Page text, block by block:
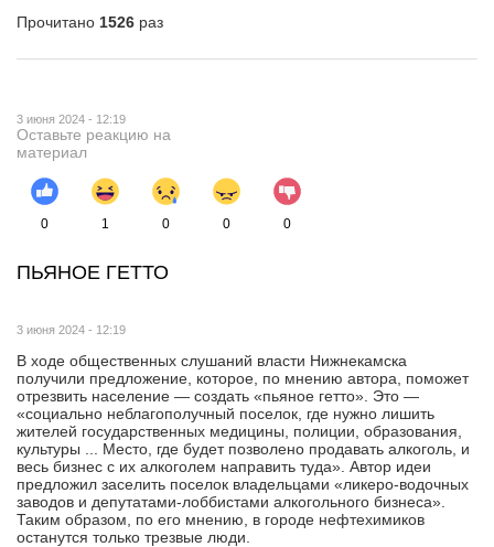
Прочитано 1526 раз
3 июня 2024 - 12:19
Оставьте реакцию на
материал
0 1 0 0 0
ПЬЯНОЕ ГЕТТО
3 июня 2024 - 12:19
В ходе общественных слушаний власти Нижнекамска
получили предложение, которое, по мнению автора, поможет
отрезвить население — создать «пьяное гетто». Это —
«социально неблагополучный поселок, где нужно лишить
жителей государственных медицины, полиции, образования,
культуры ... Место, где будет позволено продавать алкоголь, и
весь бизнес с их алкоголем направить туда». Автор идеи
предложил заселить поселок владельцами «ликеро-водочных
заводов и депутатами-лоббистами алкогольного бизнеса».
Таким образом, по его мнению, в городе нефтехимиков
останутся только трезвые люди.